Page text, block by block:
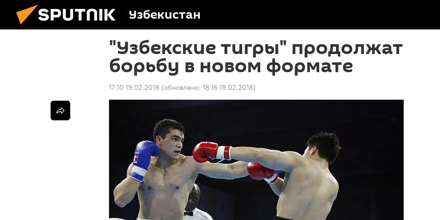
Узбекистан
"Узбекские тигры" продолжат
борьбу в новом формате
17:10 19.02.2018 (обновлено: 18:16 19.02.2018)